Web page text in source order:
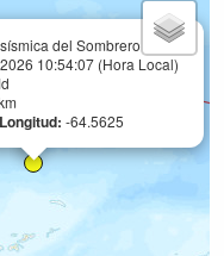
del Sombrero
10:54:07 (Hora Local)
Longitud: -64.5625